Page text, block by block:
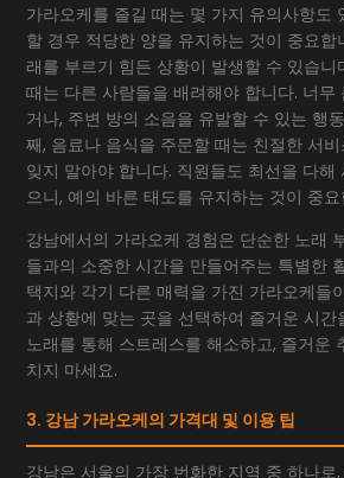
가라오케를 즐길 때는 몇 가지 유의사항도
할 경우 적당한 양을 유지하는 것이 중요합
래를 부르기 힘든 상황이 발생할 수 있습니
때는 다른 사람들을 배려해야 합니다. 너무
거나, 주변 방의 소음을 유발할 수 있는 행
째, 음료나 음식을 주문할 때는 친절한 서
잊지 말아야 합니다. 직원들도 최선을 다해
으니, 예의 바른 태도를 유지하는 것이 중요
강남에서의 가라오케 경험은 단순한 노래
들과의 소중한 시간을 만들어주는 특별한
택지와 각기 다른 매력을 가진 가라오케들
과 상황에 맞는 곳을 선택하여 즐거운 시간
노래를 통해 스트레스를 해소하고, 즐거운
치지 마세요.
3. 강남 가라오케의 가격대 및 이용 팁
강남은 서울의 가장 번화한 지역 중 하나로